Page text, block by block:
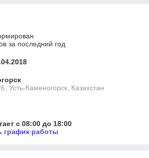
за последний год
Усть-Каменогорск, Казахстан
с 08:00 до 18:00
график работы